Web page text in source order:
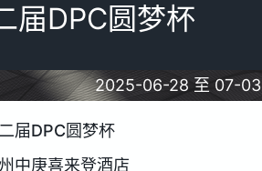
届DPC圆梦杯
2025-06-28 至 07-03
届DPC圆梦杯
中庚喜来登酒店